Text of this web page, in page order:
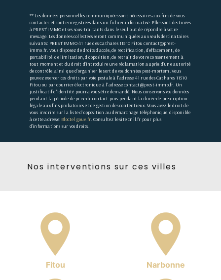
** Les données personnelles communiquées sont nécessaires aux fins de vous
contacter et sont enregistrées dans un fichier informatisé. Elles sont destinées
à PREST'IMMO et ses sous-traitants dans le seul but de répondre à votre
message. Les données collectées seront communiquées aux seuls destinataires
suivants: PREST'IMMO 41 rue des Cathares 11510 Fitou contact@prest-
immo.fr. Vous disposez de droits d’accès, de rectification, d’effacement, de
portabilité, de limitation, d’opposition, de retrait de votre consentement à
tout moment et du droit d’introduire une réclamation auprès d’une autorité
de contrôle, ainsi que d’organiser le sort de vos données post-mortem. Vous
pouvez exercer ces droits par voie postale à l'adresse 41 rue des Cathares 11510
Fitou ou par courrier électronique à l'adresse contact@prest-immo.fr. Un
justificatif d'identité pourra vous être demandé. Nous conservons vos données
pendant la période de prise de contact puis pendant la durée de prescription
légale aux fins probatoires et de gestion des contentieux. Vous avez le droit de
vous inscrire sur la liste d'opposition au démarchage téléphonique, disponible
à cette adresse: Bloctel.gouv.fr. Consultez le site cnil.fr pour plus
d’informations sur vos droits.
Nos interventions sur ces villes
Fitou Narbonne